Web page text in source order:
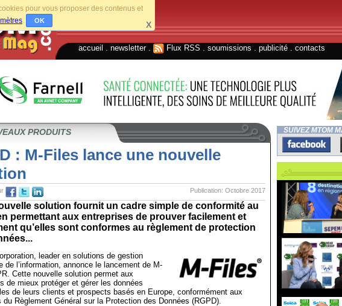
pour vous proposer des contenus et
. OK X
accueil newsletter. Flux RSS soumissions publicité contacts
PRODUITS
: M-Files lance une nouvelle
Publication: Octobre 2017
solution fournit un cadre simple de conformité au
permettant aux entreprises de prouver facilement et
qu’elles sont conformes au règlement de protection
leader en solutions de gestion
de l’information, annonce le lancement de M-
Cette nouvelle solution permet aux
de mieux protéger et gérer les données
de leurs clients et prospects basés en Europe, conformément aux
du Règlement Général sur la Protection des Données (RGPD).
SUIVEZ MTOM